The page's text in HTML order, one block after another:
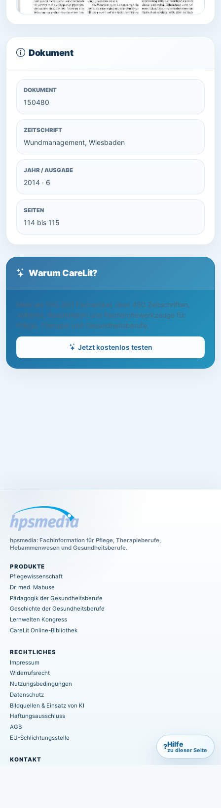
Dokument
DOKUMENT
150480
ZEITSCHRIFT
Wundmanagement, Wiesbaden
JAHR / AUSGABE
2014 · 6
SEITEN
114 bis 115
Warum CareLit?
Mehr als 500.000 Fachartikel, über 450 Zeitschriften,
Volltexte, Readerlisten und Recherchewerkzeuge für
Pflege, Therapie und Gesundheitsberufe.
Jetzt kostenlos testen
hpsmedia: Fachinformation für Pflege, Therapieberufe,
Hebammenwesen und Gesundheitsberufe.
PRODUKTE
Pflegewissenschaft
Dr. med. Mabuse
Pädagogik der Gesundheitsberufe
Geschichte der Gesundheitsberufe
Lernwelten Kongress
CareLit Online-Bibliothek
RECHTLICHES
Impressum
Widerrufsrecht
Nutzungsbedingungen
Datenschutz
Bildquellen & Einsatz von KI
Haftungsausschluss
AGB
EU-Schlichtungsstelle
KONTAKT
?Hilfe
zu dieser Seite